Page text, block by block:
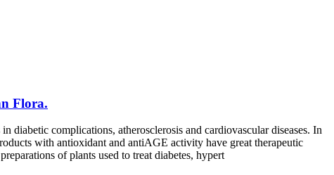
Flora.
complications, atherosclerosis and cardiovascular diseases. In
with antioxidant and antiAGE activity have great therapeutic
of plants used to treat diabetes, hypert